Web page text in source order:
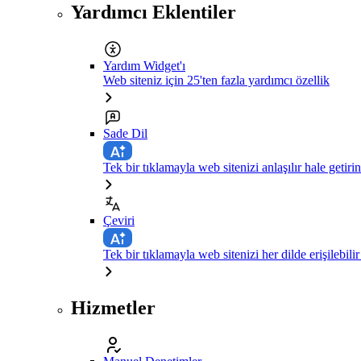
Yardımcı Eklentiler
Yardım Widget'ı
Web siteniz için 25'ten fazla yardımcı özellik
Sade Dil
Tek bir tıklamayla web sitenizi anlaşılır hale getirin
Çeviri
Tek bir tıklamayla web sitenizi her dilde
Hizmetler